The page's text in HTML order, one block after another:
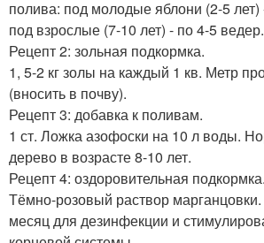
полива: под молодые яблони (2-5 лет)
под взрослые (7-10 лет) - по 4-5 ведер.
Рецепт 2: зольная подкормка.
1, 5-2 кг золы на каждый 1 кв. Метр
(вносить в почву).
Рецепт 3: добавка к поливам.
1 ст. Ложка азофоски на 10 л воды.
дерево в возрасте 8-10 лет.
Рецепт 4: оздоровительная подкормка.
Тёмно-розовый раствор
месяц для дезинфекции и